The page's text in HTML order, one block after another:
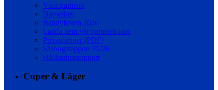
Våra partners
Nätverket
Bandyfesten 2026
Ladda hem vår partnerfolder
Privatpartner (PDF)
Säsongsrapport 25/26
Hållbarhetsrapport
Cuper & Läger